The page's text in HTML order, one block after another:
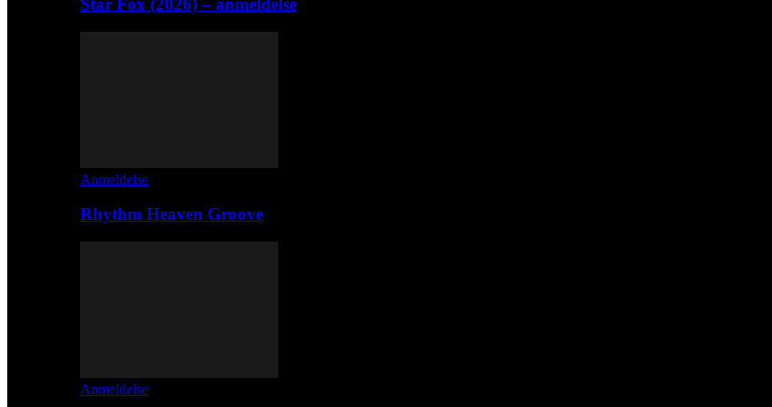
Star Fox (2026) – anmeldelse
Anmeldelse
Rhythm Heaven Groove
Anmeldelse